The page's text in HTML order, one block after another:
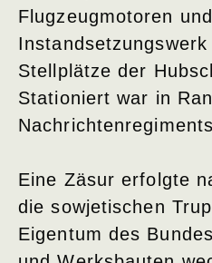
Flugzeugmotoren
Stellplätze der
Stationiert war in
Eine Zäsur erfolgte
die sowjetischen
Eigentum des